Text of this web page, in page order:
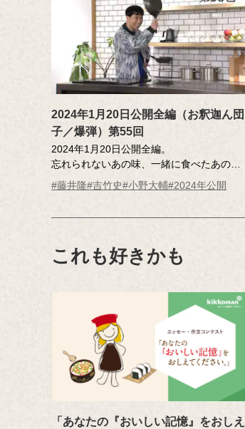
るなら、食べたい料理があるそうです。
MC ：藤井隆 進行：吉竹史
2024年1月20日公開全編（お釈迦ん団
子／爆弾）第55回
2024年1月20日公開全編。
忘れられないあの味、一緒に食べたあの
人･･･そんな「おいしい記憶」のエッセーを
読んだ調査員が、記憶さん（エッセー作
MC ：藤井隆 進行：吉竹史
ナレーター：小野大輔（声優）
#藤井隆#吉竹史#小野大輔#2024年公開
これも好きかも
「あなたの『おいしい記憶』をおしえ